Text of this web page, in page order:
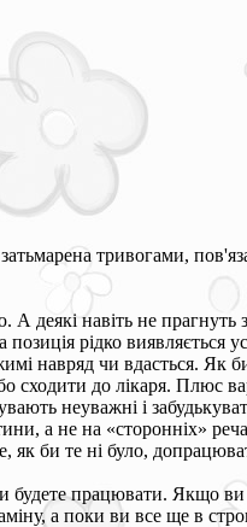
тривогами,
деякі навіть не
рідко виявляється
навряд чи вдасться. Як
сходити до лікаря. Плюс
неуважні і
а не на «сторонніх»
би те ні було,
будете працювати. Якщо ви
а поки ви все ще в